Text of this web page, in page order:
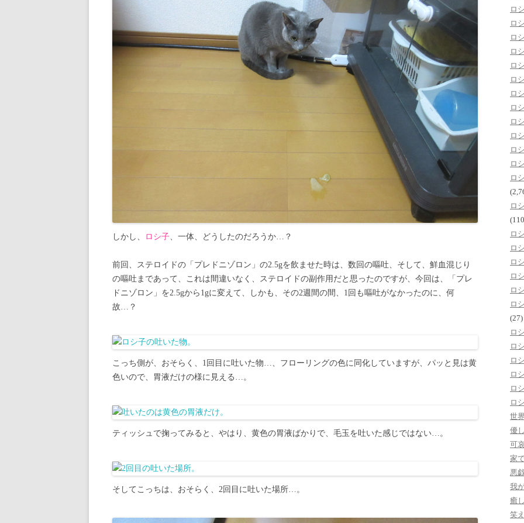
しかし、 ロシ子、一体、どうしたのだろうか…？
前回、ステロイドの「プレドニゾロン」の2.5gを飲ませた時は、数回の嘔吐、そして、鮮血混じり
の嘔吐まであって、これは間違いなく、ステロイドの副作用だと思ったのですが、今回は、「プレ
ドニゾロン」を2.5gから1gに変えて、しかも、その2週間の間、1回も嘔吐がなかったのに、何
故…？
こっち側が、おそらく、1回目に吐いた物…、フローリングの色に同化していますが、パッと見は黄
色いので、胃液だけの様に見える…。
ティッシュで掬ってみると、やはり、黄色の胃液ばかりで、毛玉を吐いた感じではない…。
そしてこっちは、おそらく、2回目に吐いた場所…。
ロ
ロ
ロ
ロ
ロ
ロ
ロ
ロ
ロ
ロ
ロ
ロ
ロ
ロ
ロ
ロ
ロ
ロ
ロ
ロ
(27)
ロ
ロ
ロ
ロ
ロ
ロ
世
優
可
家
悪
我
癒
笑